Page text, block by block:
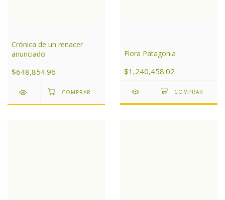
Crónica de un renacer
anunciado:
$648,854.96
Flora Patagonia
$1,240,458.02